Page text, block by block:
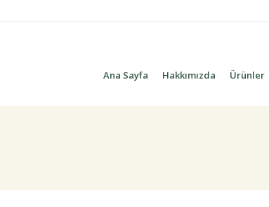
Ana Sayfa Hakkımızda Ürünler